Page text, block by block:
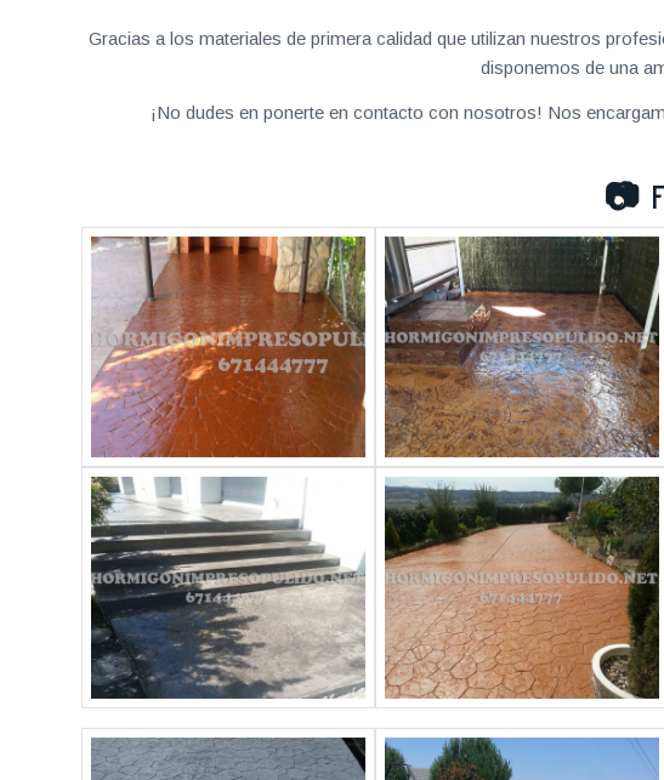
Gracias a los materiales de primera calidad que utilizan nuestros
disponemos de una
¡No dudes en ponerte en contacto con nosotros! Nos
📷